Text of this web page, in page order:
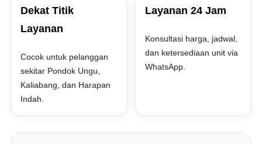
Dekat Titik
Layanan
Cocok untuk pelanggan
sekitar Pondok Ungu,
Kaliabang, dan Harapan
Indah.
Layanan 24 Jam
Konsultasi harga, jadwal,
dan ketersediaan unit via
WhatsApp.